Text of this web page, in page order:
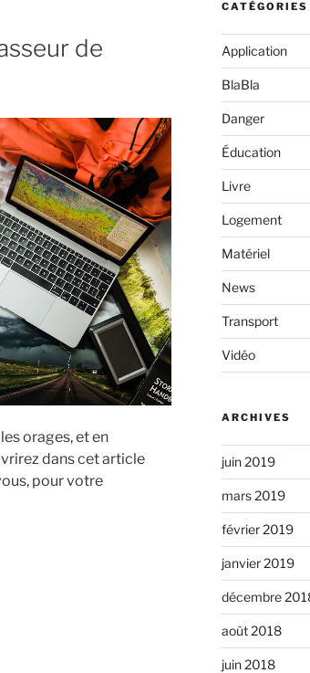
de
orages, et en
dans cet article
pour votre
CATÉGORIES
Application
BlaBla
Danger
Éducation
Livre
Logement
Matériel
News
Transport
Vidéo
ARCHIVES
juin 2019
mars 2019
février 2019
janvier 2019
décembre
août 2018
juin 2018